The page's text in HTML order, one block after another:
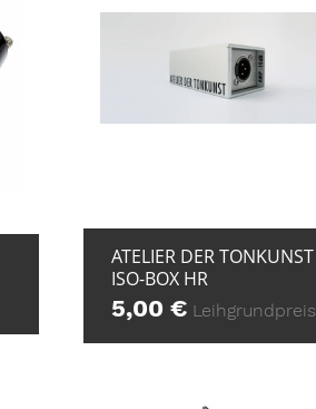
ATELIER DER TONKUNST
ISO-BOX HR
5,00 € Leihgrundpreis